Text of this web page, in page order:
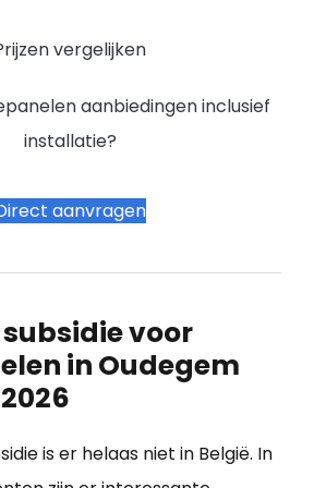
vergelijken
aanbiedingen inclusief
installatie?
aanvragen
subsidie voor
in Oudegem
is er helaas niet in België. In